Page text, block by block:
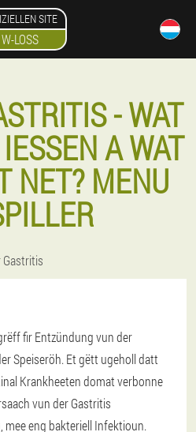
SITE
W-LOSS
- WAT
A WAT
NET? MENU
Gastritis
fir Entzündung vun der
Speiseröh. Et gëtt ugeholl datt
Krankheeten domat verbonne
vun der Gastritis
mee eng bakteriell Infektioun.